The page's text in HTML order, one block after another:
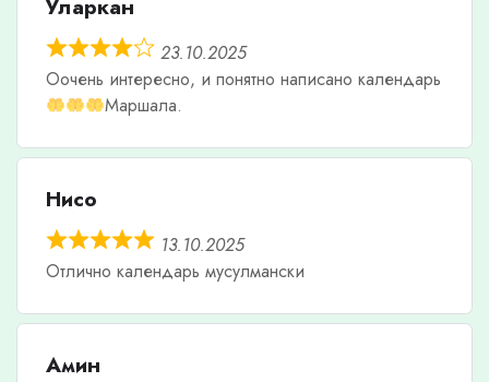
Уларкан
23.10.2025
Оочень интересно, и понятно написано календарь
Маршала.
Нисо
13.10.2025
Отлично календарь мусулмански
Амин